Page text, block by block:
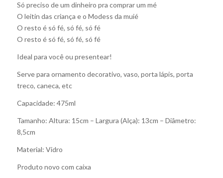
Só preciso de um dinheiro pra comprar um mé
O leitin das criança e o Modess da muié
O resto é só fé, só fé, só fé
O resto é só fé, só fé, só fé
Ideal para você ou presentear!
Serve para ornamento decorativo, vaso, porta lápis, porta
treco, caneca, etc
Capacidade: 475ml
Tamanho: Altura: 15cm – Largura (Alça): 13cm – Diâmetro:
8,5cm
Material: Vidro
Produto novo com caixa